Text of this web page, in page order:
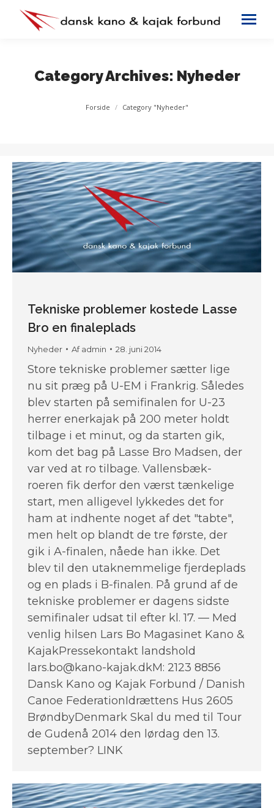
Category Archives: Nyheder
You are here:
Forside Category "Nyheder"
Tekniske problemer kostede Lasse
Bro en finaleplads
Nyheder Afadmin 28. juni 2014
Store tekniske problemer sætter lige
nu sit præg på U-EM i Frankrig. Således
blev starten på semifinalen for U-23
herrer enerkajak på 200 meter holdt
tilbage i et minut, og da starten gik,
kom det bag på Lasse Bro Madsen, der
var ved at ro tilbage. Vallensbæk-
roeren fik derfor den værst tænkelige
start, men alligevel lykkedes det for
ham at indhente noget af det "tabte",
men helt op blandt de tre første, der
gik i A-finalen, nåede han ikke. Det
blev til den utaknemmelige fjerdeplads
og en plads i B-finalen. På grund af de
tekniske problemer er dagens sidste
semifinaler udsat til efter kl. 17. — Med
venlig hilsen Lars Bo Magasinet Kano &
KajakPressekontakt landshold
lars.bo@kano-kajak.dkM: 2123 8856
Dansk Kano og Kajak Forbund / Danish
Canoe FederationIdrættens Hus 2605
BrøndbyDenmark Skal du med til Tour
de Gudenå 2014 den lørdag den 13.
september? LINK